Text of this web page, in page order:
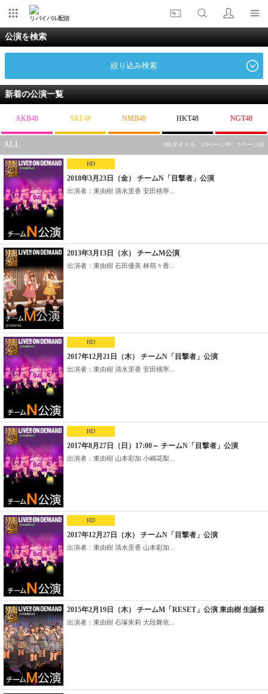
リバイバル配信
公演を検索
絞り込み検索
新着の公演一覧
AKB48 SKE48 NMB48 HKT48 NGT48
ALL 385タイトル 13ページ中 1ページ目
HD
2018年3月23日（金） チームN「目撃者」公演
出演者：東由樹 清水里香 安田桃寧...
2013年3月13日（水） チームM公演
出演者：東由樹 石田優美 林萌々香...
HD
2017年12月21日（木） チームN「目撃者」公演
出演者：東由樹 清水里香 安田桃寧...
HD
2017年8月27日（日）17:00～ チームN「目撃者」公演
出演者：東由樹 山本彩加 小嶋花梨...
HD
2017年12月27日（水） チームN「目撃者」公演
出演者：東由樹 清水里香 山本彩加...
2015年2月19日（木） チームM「RESET」公演 東由樹 生誕祭
出演者：東由樹 石塚朱莉 大段舞依...